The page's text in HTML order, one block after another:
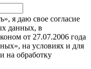
я даю свое согласие
данных, в
от 27.07.2006 года
на условиях и для
на обработку